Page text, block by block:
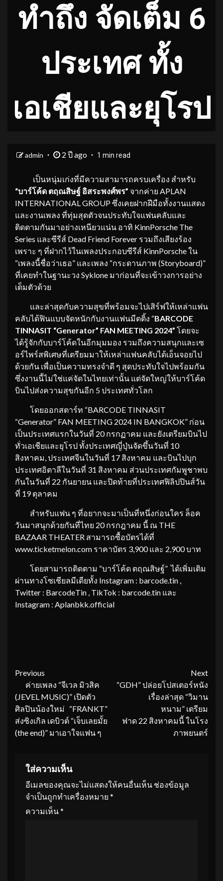
ทำถึง จัดเต็ม 6
ประเทศ ทั้ง
เอเชียและยุโรป
admin 2 ปี ago 1 min read
เป็นหนุ่มเก่งที่มีความสามารถครบเครื่อง สำหรับ
“บาร์โค้ด ตฤณสิษฐ์ อิสระพงศ์พร” จากค่าย APLAN
INTERNATIONAL GROUP ซึ่งเคยฝากฝีมือทั้งงานแสดง
และงานเพลง ที่ทุ่มสุดตัวจนประทับใจแฟนคลับและ
ติดตามกันมาอย่างเหนียวแน่น อาทิ KinnPorsche The
Series และซีรีส์ Dead Friend Forever รวมถึงเสียงร้อง
เพราะ ๆ ที่ฝากไว้ในเพลงประกอบซีรีส์ KinnPorsche ใน
“เพลงนี้ชื่อว่าเธอ” และเพลง “กระดานภาพ (Storyboard)”
ที่เคยทำในฐานะวง Syklone มาก่อนที่จะเข้าวงการอย่าง
เต็มตัวด้วย
และล่าสุดกับความสุขที่พร้อมจะไปเสิร์ฟให้เหล่าแฟน
คลับได้ฟินแบบจัดหนักกับงานแฟนมีตติ้ง “BARCODE
TINNASIT “Generator” FAN MEETING 2024” โดยจะ
ได้รู้จักกับบาร์โค้ดในอีกมุมมอง รวมถึงความสนุกและเซ
อร์ไพร์สพิเศษที่เตรียมมาให้เหล่าแฟนคลับได้เอ็นจอยไป
ด้วยกัน เพื่อเป็นความทรงจำดี ๆ สุดประทับใจไปพร้อมกัน
ซึ่งงานนี้ไม่ใช่แค่จัดในไทยเท่านั้น แต่จัดใหญ่ให้บาร์โค้ด
บินไปส่งความสุขกันอีก 5 ประเทศทั่วโลก
โดยออกสตาร์ท “BARCODE TINNASIT
“Generator” FAN MEETING 2024 IN BANGKOK” ก่อน
เป็นประเทศแรกในวันที่ 20 กรกฏาคม และยังเตรียมบินไป
ทั่วเอเชียและยุโรป ทั้งประเทศญี่ปุ่นจัดขึ้นวันที่ 10
สิงหาคม, ประเทศจีนในวันที่ 17 สิงหาคม และบินไปบุก
ประเทศอิตาลีในวันที่ 31 สิงหาคม ส่วนประเทศกัมพูชาพบ
กันในวันที่ 22 กันยายน และปิดท้ายที่ประเทศฟิลิปปินส์วัน
ที่ 19 ตุลาคม
สำหรับแฟน ๆ ที่อยากจะมาเป็นที่หนึ่งก่อนใคร ล็อค
วันมาสนุกด้วยกันที่ไทย 20 กรกฎาคม นี้ ณ THE
BAZAAR THEATER สามารถซื้อบัตรได้ที่
www.ticketmelon.com ราคาบัตร 3,900 และ 2,900 บาท
โดยสามารถติดตาม “บาร์โค้ด ตฤณสิษฐ์” ได้เพิ่มเติม
ผ่านทางโซเชียลมีเดียทั้ง Instagram : barcode.tin ,
Twitter : BarcodeTin , TikTok : barcode.tin และ
Instagram : Aplanbkk.official
Continue
Reading
Previous
ค่ายเพลง “จีเวล มิวสิค
(JEVEL MUSIC)” เปิดตัว
ศิลปินน้องใหม่ “FRANKT”
ส่งซิงเกิล เดบิวต์ “เจ็บเลยมั้ย
(the end)” มาเอาใจแฟน ๆ
Next
“GDH” ปล่อยโปสเตอร์หนัง
เรื่องล่าสุด “วิมาน
หนาม” เตรียม
ฟาด 22 สิงหาคมนี้ ในโรง
ภาพยนตร์
ใส่ความเห็น
อีเมลของคุณจะไม่แสดงให้คนอื่นเห็น ช่องข้อมูล
จำเป็นถูกทำเครื่องหมาย *
ความเห็น*